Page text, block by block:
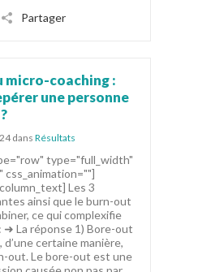
Partager
micro-coaching :
une personne
dans Résultats
type="full_width"
Les 3
ainsi que le burn-out
ce qui complexifie
➜ La réponse 1) Bore-out
certaine manière,
out. Le bore-out est une